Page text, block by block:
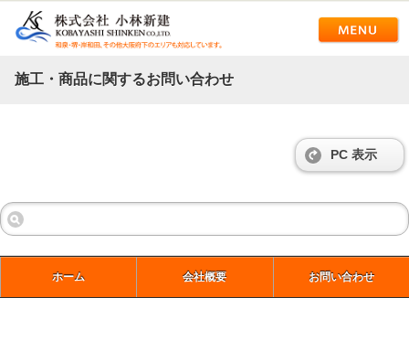
施工・商品に関するお問い合わせ
PC 表示
ホーム 会社概要 お問い合わせ